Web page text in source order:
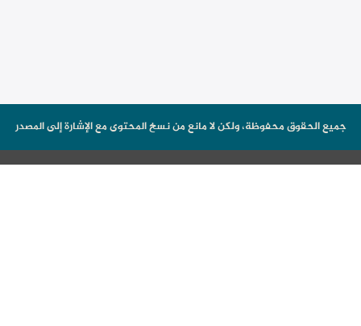
جميع الحقوق محفوظة، ولكن لا مانع من نسخ المحتوى مع الإشارة إلى المصدر